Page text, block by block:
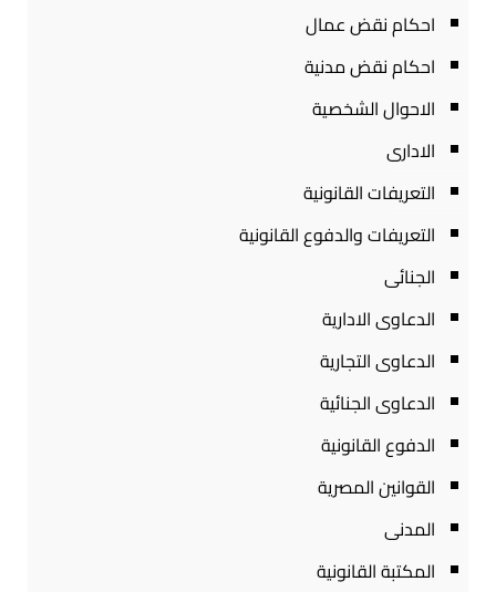
احكام نقض عمال
احكام نقض مدنية
الاحوال الشخصية
الادارى
التعريفات القانونية
التعريفات والدفوع القانونية
الجنائى
الدعاوى الادارية
الدعاوى التجارية
الدعاوى الجنائية
الدفوع القانونية
القوانين المصرية
المدنى
المكتبة القانونية